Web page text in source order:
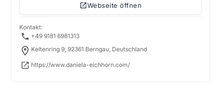
Webseite öffnen
Kontakt:
+49 9181 6981313
Keltenring 9, 92361 Berngau, Deutschland
https://www.daniela-eichhorn.com/